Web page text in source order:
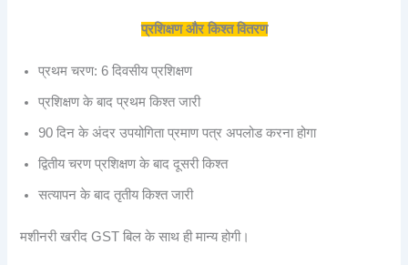
प्रशिक्षणऔरकिश्तवितरण
प्रथम चरण: 6 दिवसीय प्रशिक्षण
प्रशिक्षण के बाद प्रथम किश्त जारी
90 दिन के अंदर उपयोगिता प्रमाण पत्र अपलोड करना होगा
द्वितीय चरण प्रशिक्षण के बाद दूसरी किश्त
सत्यापन के बाद तृतीय किश्त जारी
मशीनरी खरीद GST बिल के साथ ही मान्य होगी।